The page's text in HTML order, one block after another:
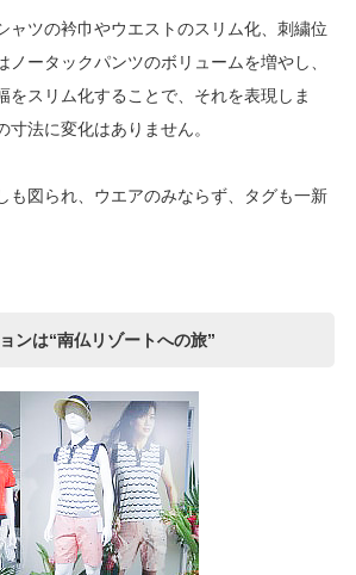
ャツの衿巾やウエストのスリム化、刺繍位
ノータックパンツのボリュームを増やし、
をスリム化することで、それを表現しま
法に変化はありません。
も図られ、ウエアのみならず、タグも一新
ンは“南仏リゾートへの旅”